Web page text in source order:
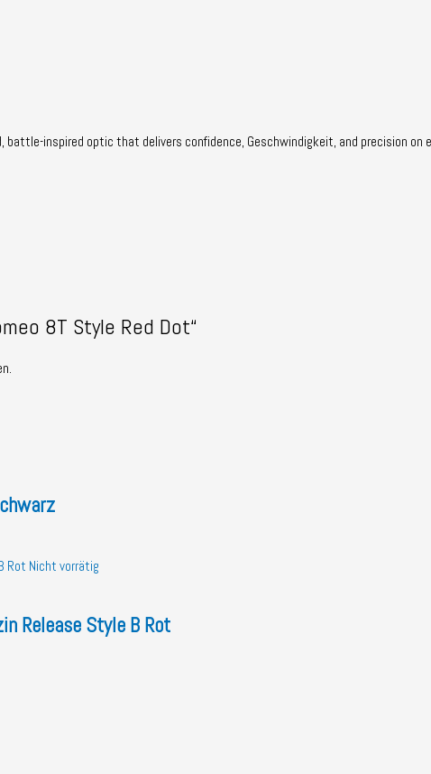
battle-inspired optic that delivers confidence , Geschwindigkeit, and precision on
8T Style Red Dot“
Nicht vorrätig
Release Style B Rot